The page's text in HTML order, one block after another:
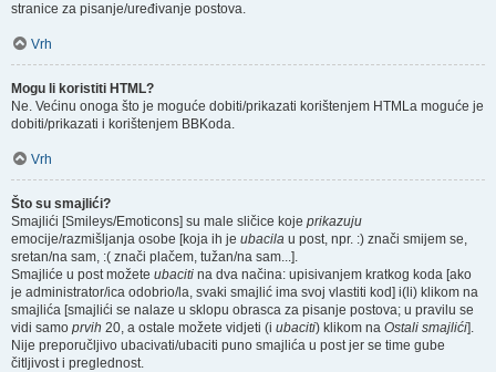
stranice za pisanje/uređivanje postova.
Vrh
Mogu li koristiti HTML?
Ne. Većinu onoga što je moguće dobiti/prikazati korištenjem HTMLa moguće je
dobiti/prikazati i korištenjem BBKoda.
Vrh
Što su smajlići?
Smajlići [Smileys/Emoticons] su male sličice koje prikazuju
emocije/razmišljanja osobe [koja ih je ubacila u post, npr. :) znači smijem se,
sretan/na sam, :( znači plačem, tužan/na sam...].
Smajliće u post možete ubaciti na dva načina: upisivanjem kratkog koda [ako
je administrator/ica odobrio/la, svaki smajlić ima svoj vlastiti kod] i(li) klikom na
smajlića [smajlići se nalaze u sklopu obrasca za pisanje postova; u pravilu se
vidi samo prvih 20, a ostale možete vidjeti (i ubaciti) klikom na Ostali smajlići].
Nije preporučljivo ubacivati/ubaciti puno smajlića u post jer se time gube
čitljivost i preglednost.